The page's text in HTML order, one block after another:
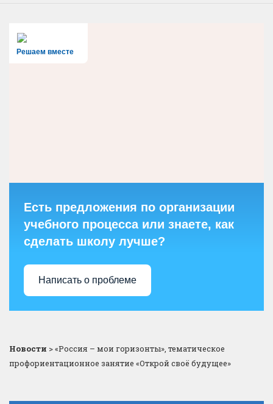
Решаем вместе
Есть предложения по организации
учебного процесса или знаете, как
сделать школу лучше?
Написать о проблеме
Новости >«Россия – мои горизонты», тематическое
профориентационное занятие «Открой своё будущее»